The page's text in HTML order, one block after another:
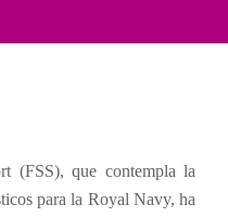
(FSS), que contempla la
para la Royal Navy, ha